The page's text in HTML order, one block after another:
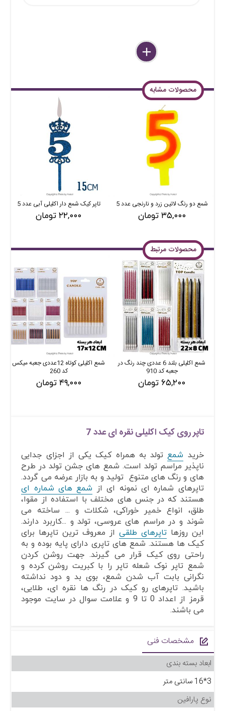
delete
remove
add
محصولات مشابه
شمع دو رنگ لاتین زرد و نارنجی عدد 5
۳۵,۰۰۰ تومان
تاپر کیک شمع دار اکلیلی آبی عدد 5
۲۲,۰۰۰ تومان
محصولات مرتبط
شمع اکلیلی بلند 6 عددی چند رنگ در
جعبه کد 910
۶۵,۲۰۰ تومان
شمع اکلیلی کوتاه 12عددی جعبه میکس
کد 260
۴۹,۰۰۰ تومان
تاپر روی کیک اکلیلی نقره ای عدد 7
خرید شمعتولد به همراه کیک یکی از اجزای جدایی
ناپذیر مراسم تولد است. شمع های جشن تولد در طرح
های و رنگ های متنوع تولید و به بازار عرضه می گردد.
تاپرهای شماره ای نمونه ای از شمع های شماره ای
هستند که در جنس های مختلف با استفاده از مقوا،
طلق، انواع خمیر خوراکی، شکلات و ... ساخته می
شوند و در مراسم های عروسی، تولد و ...کاربرد دارند.
این روزهاتاپرهای طلقی از معروف ترین تاپرها برای
کیک ها هستند. شمع های تاپری دارای پایه بوده و به
راحتی روی کیک قرار می گیرند. جهت روشن کردن
شمع تاپر نوک شعله تاپر را با کبریت روشن کرده و
نگرانی بابت آب شدن شمع، بوی بد و دود نداشته
باشید. تاپرهای رو کیک در رنگ ها نقره ای، طلایی،
قرمز از اعداد 0 تا 9 و علامت سوال در سایت موجود
می باشند.
مشخصات فنی
ابعاد بسته بندی
3*16 سانتی متر
نوع پارافین